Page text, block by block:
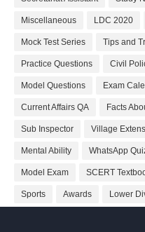
Miscellaneous LDC 2020
Mock Test Series Tips and
Practice Questions Civil
Model Questions Exam
Current Affairs QA Facts
Sub Inspector Village
Mental Ability WhatsApp
Model Exam SCERT
Sports Awards Lower